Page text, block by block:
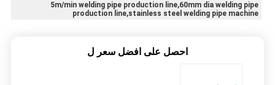
5m/min welding pipe production line,60mm dia welding pipe
production line,stainless steel welding pipe machine
احصل على افضل سعر ل